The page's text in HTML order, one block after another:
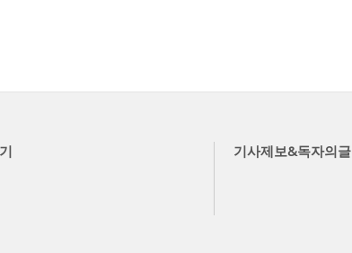
기사제보&독자의글